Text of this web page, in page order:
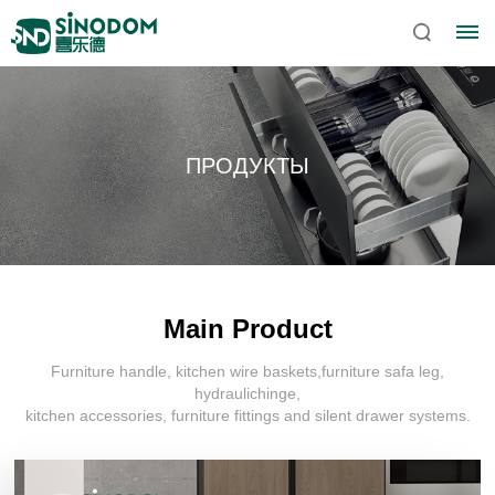
Главная
ПРОДУКТЫ
Main Product
Furniture handle, kitchen wire baskets,furniture safa leg,
hydraulichinge,
kitchen accessories, furniture fittings and silent drawer systems.